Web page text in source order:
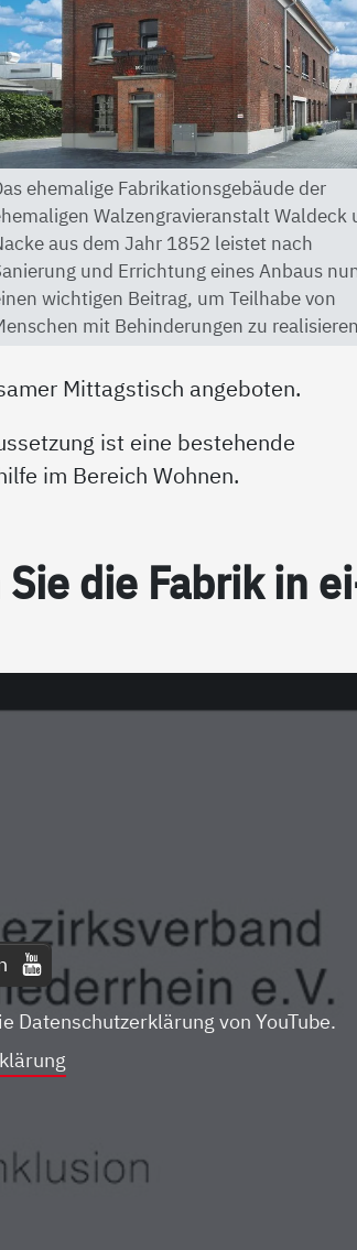
ehemalige Fabrikationsgebäude der
Walzengravieranstalt Waldeck
aus dem Jahr 1852 leistet nach
und Errichtung eines Anbaus
wichtigen Beitrag, um Teilhabe von
mit Behinderungen zu
Mittagstisch angeboten.
ist eine bestehende
im Bereich Wohnen.
die Fa­brik in
Datenschutzerklärung von YouTube.